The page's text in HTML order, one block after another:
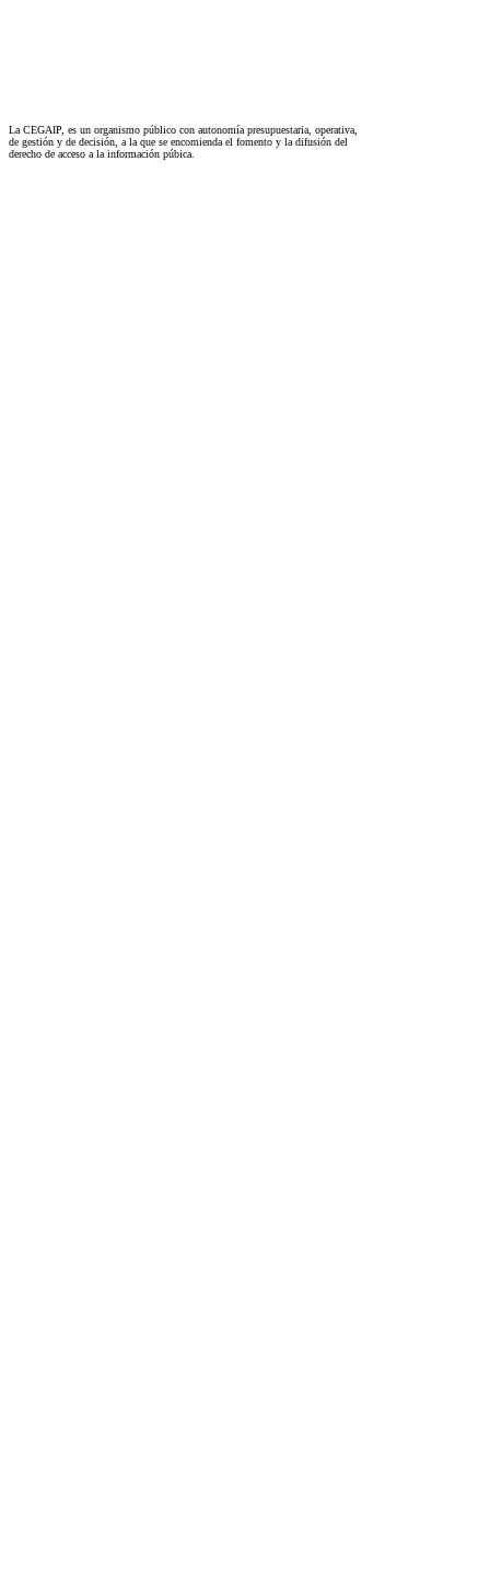
La CEGAIP, es un organismo público con autonomía presupuestaria, operativa,
de gestión y de decisión, a la que se encomienda el fomento y la difusión del
derecho de acceso a la información púbica.